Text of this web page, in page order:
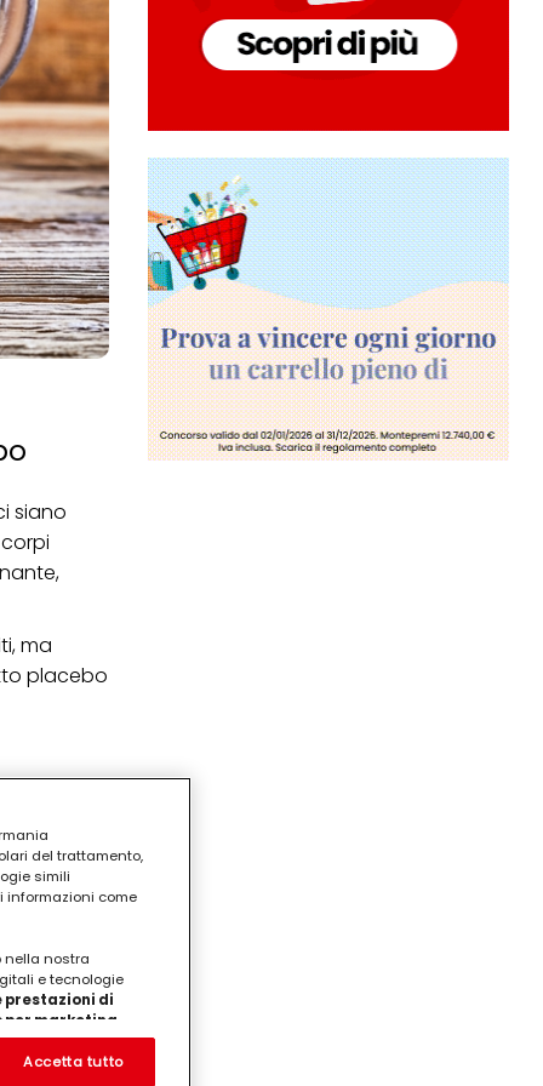
siano
ma
placebo
del trattamento,
simili
informazioni come
nella nostra
e tecnologie
prestazioni di
per marketing
noi
su siti Web di
Accetta tutto